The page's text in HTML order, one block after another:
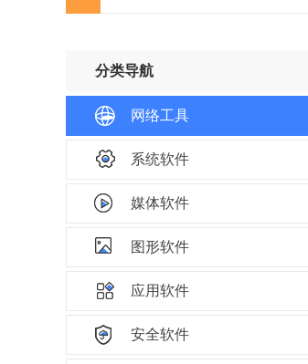
分类导航
网络工具
系统软件
媒体软件
图形软件
应用软件
安全软件